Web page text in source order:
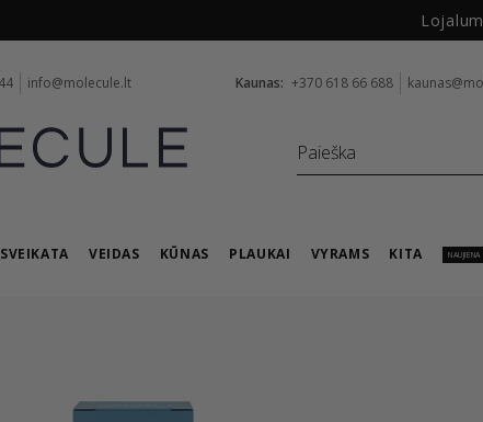
Lojalumo
info@molecule.lt Kaunas: +370 618 66 688
SVEIKATA VEIDAS KŪNAS PLAUKAI VYRAMS KITA NAUJIENA